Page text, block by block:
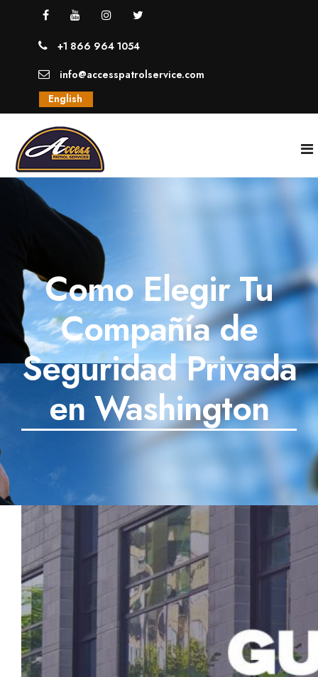
+1 866 964 1054
info@accesspatrolservice.com
English
INICIO
SERVICIOS
GUARDIAS UNIFORMADOS
SECTORES
TECNOLOGÍA
TRABAJOS
TESTIMONIOS
PREGUNTAS FRECUENTES
CONTÁCTANOS
Como Elegir Tu
Compañía de
Seguridad Privada
en Washington